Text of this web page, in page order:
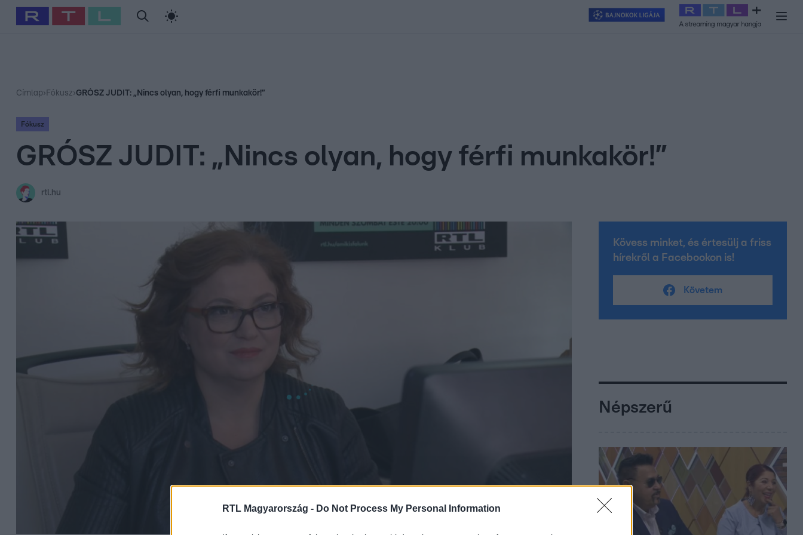
RTL Magyarország - Do Not Process My Personal Information
Babits Marcella Szellő István Most Wanted Exek csatája 2026 Celeb vagyok, ments ki innen
Címlap› Fókusz›GRÓSZ JUDIT: „Nincs olyan, hogy férfi munkakör!”
Fókusz
GRÓSZ JUDIT: „Nincs olyan, hogy férfi munkakör!”
rtl.hu
Kövess minket, és értesülj a friss
hírekről a Facebookon is!
Követem
Népszerű